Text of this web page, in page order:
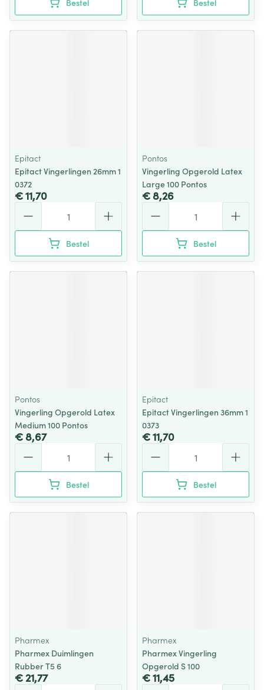
Bestel Bestel
Epitact
Epitact Vingerlingen 26mm 1
0372
€ 11,70
Bestel
Pontos
Vingerling Opgerold Latex
Large 100 Pontos
€ 8,26
Bestel
Pontos
Vingerling Opgerold Latex
Medium 100 Pontos
€ 8,67
Bestel
Epitact
Epitact Vingerlingen 36mm 1
0373
€ 11,70
Bestel
Pharmex
Pharmex Duimlingen
Rubber T5 6
€ 21,77
Pharmex
Pharmex Vingerling
Opgerold S 100
€ 11,45